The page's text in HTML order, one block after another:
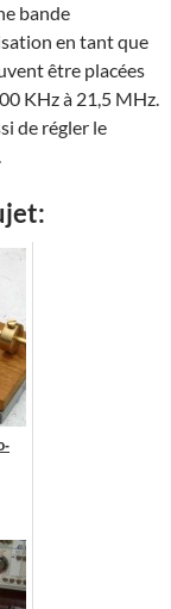
bande
en tant que
être placées
KHz à 21,5 MHz.
de régler le